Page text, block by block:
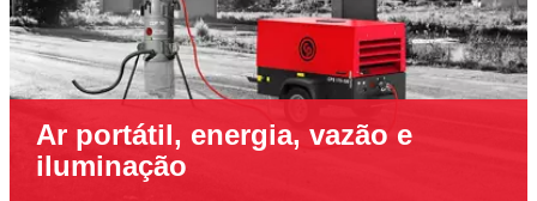
Ar portátil, energia, vazão e
iluminação